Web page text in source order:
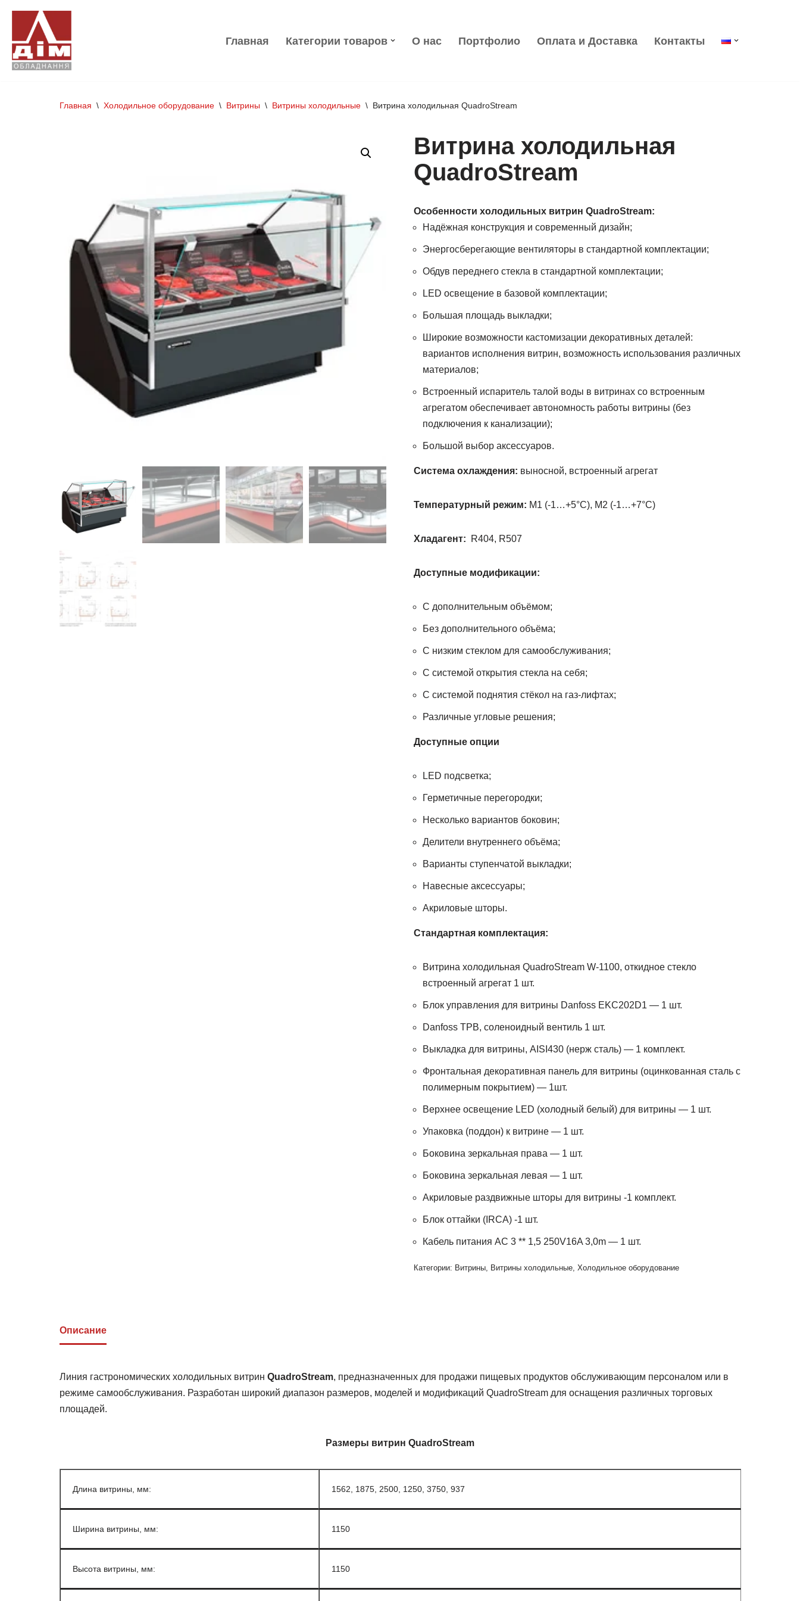
Перейти
содержимому
Главная Категории товаров О нас Портфолио Оплата и Доставка Контакты
Главная \ Холодильное оборудование \ Витрины \ Витрины холодильные \ Витрина холодильная QuadroStream
Витрина холодильная
QuadroStream
Особенности холодильных витрин QuadroStream:
Надёжная конструкция и современный дизайн;
Энергосберегающие вентиляторы в стандартной комплектации;
Обдув переднего стекла в стандартной комплектации;
LED освещение в базовой комплектации;
Большая площадь выкладки;
Широкие возможности кастомизации декоративных деталей:
вариантов исполнения витрин, возможность использования различных
материалов;
Встроенный испаритель талой воды в витринах со встроенным
агрегатом обеспечивает автономность работы витрины (без
подключения к канализации);
Большой выбор аксессуаров.
Система охлаждения: выносной, встроенный агрегат
Температурный режим: M1 (-1…+5°C), M2 (-1…+7°C)
Хладагент: R404, R507
Доступные модификации:
С дополнительным объёмом;
Без дополнительного объёма;
С низким стеклом для самообслуживания;
С системой открытия стекла на себя;
С системой поднятия стёкол на газ-лифтах;
Различные угловые решения;
Доступные опции
LED подсветка;
Герметичные перегородки;
Несколько вариантов боковин;
Делители внутреннего объёма;
Варианты ступенчатой выкладки;
Навесные аксессуары;
Акриловые шторы.
Стандартная комплектация:
Витрина холодильная QuadroStream W-1100, откидное стекло
встроенный агрегат 1 шт.
Блок управления для витрины Danfoss EKC202D1 — 1 шт.
Danfoss TРВ, соленоидный вентиль 1 шт.
Выкладка для витрины, AISI430 (нерж сталь) — 1 комплект.
Фронтальная декоративная панель для витрины (оцинкованная сталь с
полимерным покрытием) — 1шт.
Верхнее освещение LED (холодный белый) для витрины — 1 шт.
Упаковка (поддон) к витрине — 1 шт.
Боковина зеркальная права — 1 шт.
Боковина зеркальная левая — 1 шт.
Акриловые раздвижные шторы для витрины -1 комплект.
Блок оттайки (IRCA) -1 шт.
Кабель питания AC 3 ** 1,5 250V16A 3,0m — 1 шт.
Категории: Витрины, Витрины холодильные, Холодильное оборудование
Описание
Линия гастрономических холодильных витрин QuadroStream, предназначенных для продажи пищевых продуктов обслуживающим персоналом или в
режиме самообслуживания. Разработан широкий диапазон размеров, моделей и модификаций QuadroStream для оснащения различных торговых
площадей.
Размеры витрин QuadroStream
Длина витрины, мм: 1562, 1875, 2500, 1250, 3750, 937
Ширина витрины, мм: 1150
Высота витрины, мм: 1150